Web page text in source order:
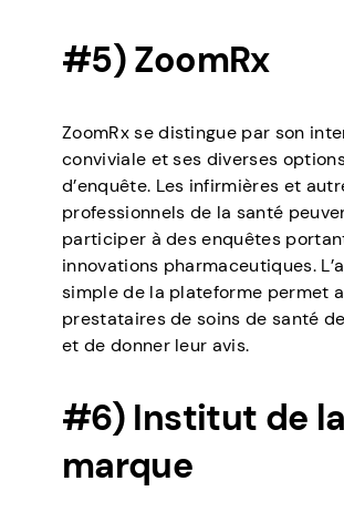
#5) ZoomRx
ZoomRx se distingue par son
conviviale et ses diverses
d’enquête. Les infirmières et
professionnels de la santé
participer à des enquêtes
innovations pharmaceutiques.
simple de la plateforme permet
prestataires de soins de santé de
et de donner leur avis.
#6) Institut de la
marque